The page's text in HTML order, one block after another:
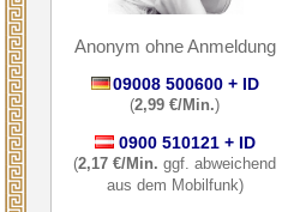
Anonym ohne Anmeldung
09008 500600 + ID
(2,99 €/Min.)
0900 510121 + ID
(2,17 €/Min. ggf. abweichend
aus dem Mobilfunk)